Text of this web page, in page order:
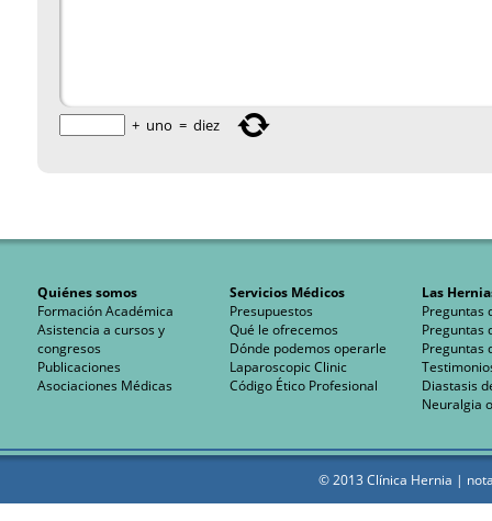
+ uno = diez
Quiénes somos
Formación Académica
Asistencia a cursos y
congresos
Publicaciones
Asociaciones Médicas
Servicios Médicos
Presupuestos
Qué le ofrecemos
Dónde podemos operarle
Laparoscopic Clinic
Código Ético Profesional
Las
Preguntas
Preguntas
Preguntas
Diastasis
Neuralgia
© 2013 Clínica Hernia |